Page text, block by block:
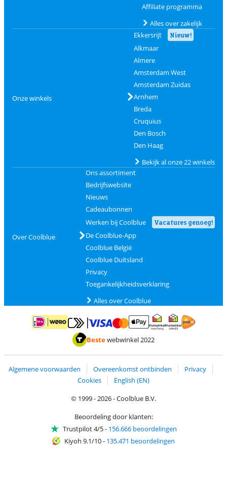
Affiliate programma
Alles over zakelijk
Onze winkels
Ekkersrijt Nieuw!
Alkmaar
Almere
Amsterdam West
Amsterdam Zuidas
Arnhem
Breda
Cruquius
Den Bosch
Den Haag
Bekijk al onze 22 winkels
Over Coolblue
Ons assortiment
Bedrijfswebsite
Nieuws
Cadeaubonnen
Werken bij Coolblue
Vacatures genoeg!
De Coolblue-App
Coolblue België
Coolblue Duitsland
Privacy
Toegankelijkheidsverklaring
Alles over Coolblue
Betalen met iDEAL | WeroBetalen met MasterCard en Visa via ClickToPay
Betalen met ApplePay
Thuiswinkel waarborg
Bestewebwinkel 2022
Algemene voorwaarden Overeenkomst ontbinden
Privacy
Cookies
English (EN)
© 1999 - 2026 - Coolblue B.V.
Beoordeling door klanten:
Trustpilot 4/5- 156.666 beoordelingen
Kiyoh 9.1/10- 135.471 beoordelingen